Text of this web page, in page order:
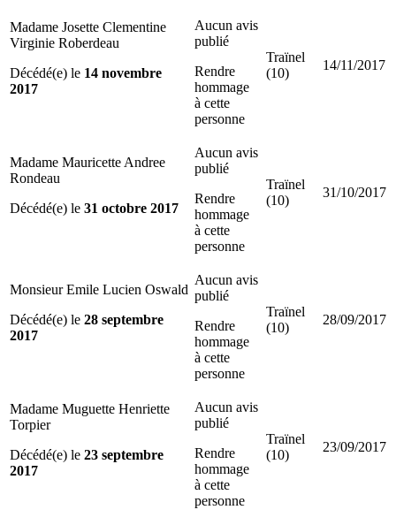
Madame Josette Clementine
Virginie Roberdeau
Décédé(e) le 14 novembre
2017
Aucun avis
publié
Rendre
hommage
à cette
personne
Traïnel
(10)
14/11/2017
Madame Mauricette Andree
Rondeau
Décédé(e) le 31 octobre 2017
Aucun avis
publié
Rendre
hommage
à cette
personne
Traïnel
(10)
31/10/2017
Monsieur Emile Lucien Oswald
Décédé(e) le 28 septembre
2017
Aucun avis
publié
Rendre
hommage
à cette
personne
Traïnel
(10)
28/09/2017
Madame Muguette Henriette
Torpier
Décédé(e) le 23 septembre
2017
Aucun avis
publié
Rendre
hommage
à cette
personne
Traïnel
(10)
23/09/2017